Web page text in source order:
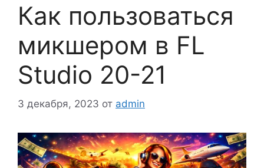
Как пользоваться
микшером в FL
Studio 20-21
3 декабря, 2023 от admin